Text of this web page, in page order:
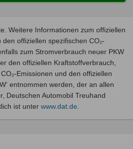
Weitere Informationen zum offiziellen
offiziellen spezifischen CO₂-
zum Stromverbrauch neuer PKW
den offiziellen Kraftstoffverbrauch,
Emissionen und den offiziellen
entnommen werden, der an allen
Deutschen Automobil Treuhand
ist unter www.dat.de